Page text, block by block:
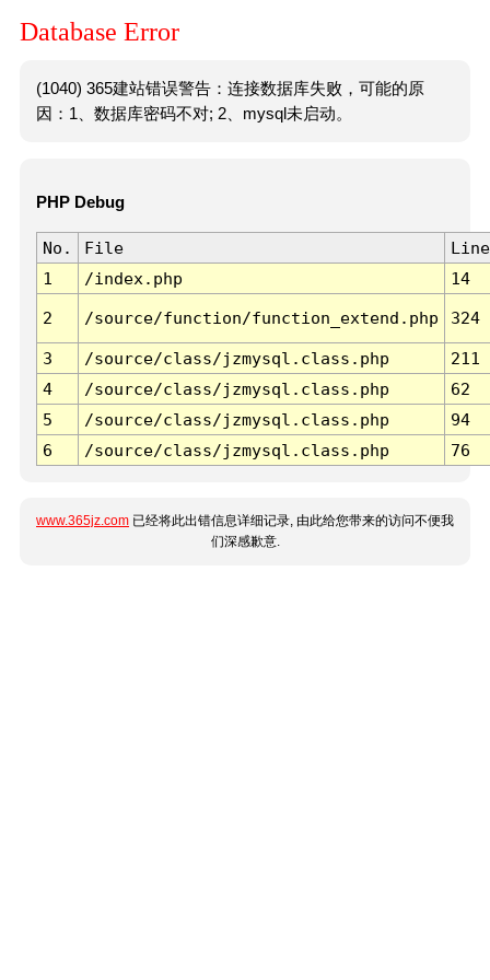
Database Error
(1040) 365建站错误警告：连接数据库失败，可能的原
因：1、数据库密码不对; 2、mysql未启动。
PHP Debug
No. File
Line
1
/index.php 14
2 /source/function/function_extend.php 324
3 /source/class/jzmysql.class.php
211
4
/source/class/jzmysql.class.php
62
5
/source/class/jzmysql.class.php
94
6
/source/class/jzmysql.class.php 76
www.365jz.com 已经将此出错信息详细记录, 由此给您带来的访问不便我
们深感歉意.